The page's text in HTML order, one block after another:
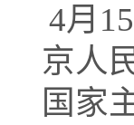
4月
京人
国家